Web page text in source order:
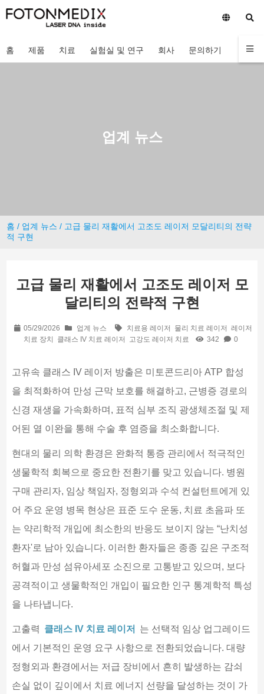
홈 제품 치료 실험실 및 연구 회사 문의하기
업계 뉴스
홈 / 업계 뉴스 / 고급 물리 재활에서 고조도 레이저 모달리티의 전략
적 구현
고급 물리 재활에서 고조도 레이저 모
달리티의 전략적 구현
05/29/2026 업계 뉴스 치료용 레이저 물리 치료 레이저 레이저
치료 장치
클래스 IV 치료 레이저 고강도 레이저 치료 342 0
고유속 클래스 IV 레이저 방출은 미토콘드리아 ATP 합성
을 최적화하여 만성 근막 보호를 해결하고, 근병증 경로의
신경 재생을 가속화하며, 표적 심부 조직 광생체조절 및 제
어된 열 이완을 통해 수술 후 염증을 최소화합니다.
현대의 물리 의학 환경은 완화적 통증 관리에서 적극적인
생물학적 회복으로 중요한 전환기를 맞고 있습니다. 병원
구매 관리자, 임상 책임자, 정형외과 수석 컨설턴트에게 있
어 주요 운영 병목 현상은 표준 도수 운동, 치료 초음파 또
는 약리학적 개입에 최소한의 반응도 보이지 않는 “난치성
환자'로 남아 있습니다. 이러한 환자들은 종종 깊은 구조적
허혈과 만성 섬유아세포 소진으로 고통받고 있으며, 보다
공격적이고 생물학적인 개입이 필요한 인구 통계학적 특성
을 나타냅니다.
고출력 클래스 IV 치료 레이저
는 선택적 임상 업그레이드
에서 기본적인 운영 요구 사항으로 전환되었습니다. 대량
정형외과 환경에서는 저급 장비에서 흔히 발생하는 감쇠
손실 없이 깊이에서 치료 에너지 선량을 달성하는 것이 가